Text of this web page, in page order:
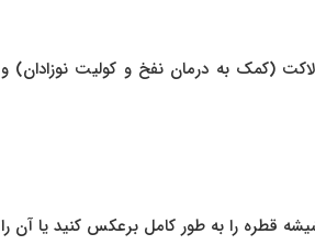
لاکت (کمک به درمان نفخ و کولیت نوزادان) و
قطره را به طور کامل برعکس کنید یا آن را